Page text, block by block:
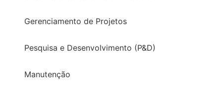
Gerenciamento de Projetos
Pesquisa e Desenvolvimento (P&D)
Manutenção